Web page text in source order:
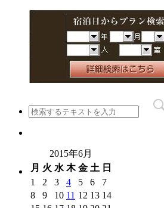
2015年6月
月 火 水 木 金 土 日
1
2 3 4 5 6
7
8
9 10 11 12 13 14